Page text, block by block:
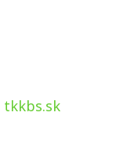
tkkbs.sk